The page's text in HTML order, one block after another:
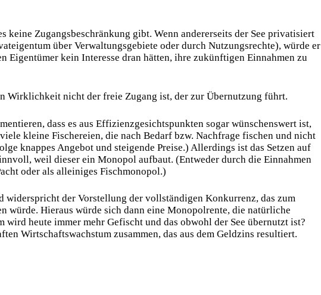
keine Zugangsbeschränkung gibt. Wenn andererseits der See privatisiert
über Verwaltungsgebiete oder durch Nutzungsrechte), würde er
Eigentümer kein Interesse dran hätten, ihre zukünftigen Einnahmen zu
Wirklichkeit nicht der freie Zugang ist, der zur Übernutzung führt.
dass es aus Effizienzgesichtspunkten sogar wünschenswert ist,
kleine Fischereien, die nach Bedarf bzw. Nachfrage fischen und nicht
knappes Angebot und steigende Preise.) Allerdings ist das Setzen auf
weil dieser ein Monopol aufbaut. (Entweder durch die Einnahmen
oder als alleiniges Fischmonopol.)
widerspricht der Vorstellung der vollständigen Konkurrenz, das zum
würde. Hieraus würde sich dann eine Monopolrente, die natürliche
wird heute immer mehr Gefischt und das obwohl der See übernutzt ist?
Wirtschaftswachstum zusammen, das aus dem Geldzins resultiert.